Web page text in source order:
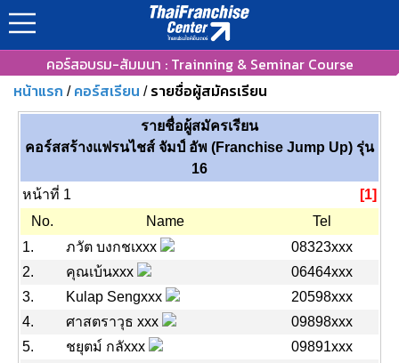
คอร์สอบรม-สัมมนา : Trainning & Seminar Course
หน้าแรก / คอร์สเรียน / รายชื่อผู้สมัครเรียน
รายชื่อผู้สมัครเรียน
คอร์สสร้างแฟรนไชส์ จัมป์ อัพ (Franchise Jump Up) รุ่น
16
หน้าที่ 1
[1]
No.
Name
Tel
1.
ภวัต บงกชเxxx
08323xxx
2.
คุณเบ้นxxx
06464xxx
3.
Kulap Sengxxx
20598xxx
4.
ศาสตราวุธ xxx
09898xxx
5.
ชยุตม์ กลัxxx
09891xxx